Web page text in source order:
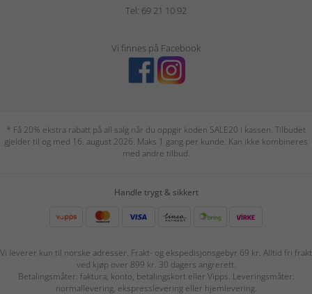
Tel: 69 21 10 92
Vi finnes på Facebook
* Få 20% ekstra rabatt på all salg når du oppgir koden SALE20 i kassen. Tilbudet
gjelder til og med 16. august 2026. Maks 1 gang per kunde. Kan ikke kombineres
med andre tilbud.
Handle trygt & sikkert
Vi leverer kun til norske adresser. Frakt- og ekspedisjonsgebyr 69 kr. Alltid fri frakt
ved kjøp over 899 kr. 30 dagers angrerett.
Betalingsmåter: faktura, konto, betalingskort eller Vipps. Leveringsmåter:
normallevering, ekspresslevering eller hjemlevering.